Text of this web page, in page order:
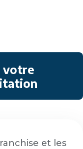
votre
et les